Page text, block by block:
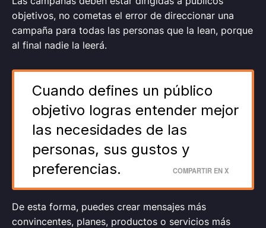
objetivos, no cometas el error de direccionar una
campaña para todas las personas que la lean, porque
al final nadie la leerá.
Cuando defines un público
objetivo logras entender mejor
las necesidades de las
personas, sus gustos y
preferencias.
COMPARTIR EN X
De esta forma, puedes crear mensajes más
convincentes, planes, productos o servicios más